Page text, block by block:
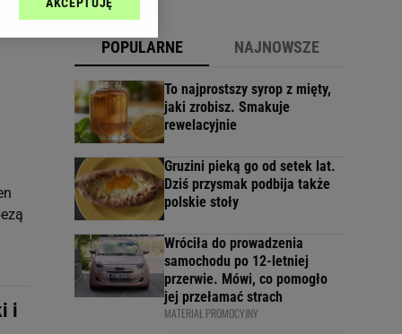
i
POPULARNE NAJNOWSZE
To najprostszy syrop z mięty,
jaki zrobisz. Smakuje
rewelacyjnie
Gruzini pieką go od setek lat.
Dziś przysmak podbija także
polskie stoły
Wróciła do prowadzenia
samochodu po 12-letniej
przerwie. Mówi, co pomogło
jej przełamać strach
MATERIAŁ PROMOCYJNY
sp. z o.o., jej
danych poprzez
Zmiana ustawień
celów identyfikacji.
reklam i treści,